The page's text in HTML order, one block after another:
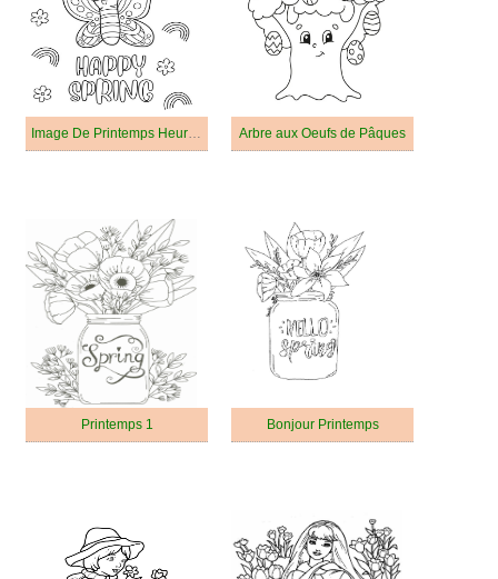
Image De Printemps Heureux Arbre aux Oeufs de Pâques
Printemps 1 Bonjour Printemps